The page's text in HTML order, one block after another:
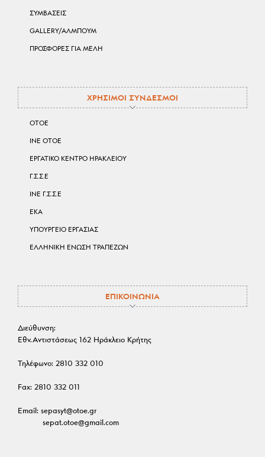
ΣΥΜΒΑΣΕΙΣ
GALLERY/ΑΛΜΠΟΥΜ
ΠΡΟΣΦΟΡΕΣ ΓΙΑ ΜΕΛΗ
ΧΡΗΣΙΜΟΙ ΣΥΝΔΕΣΜΟΙ
ΟΤΟΕ
ΙΝΕ ΟΤΟΕ
ΕΡΓΑΤΙΚΟ ΚΕΝΤΡΟ ΗΡΑΚΛΕΙΟΥ
Γ.Σ.Σ.Ε
ΙΝΕ Γ.Σ.Σ.Ε
ΕΚΑ
ΥΠΟΥΡΓΕΙΟ ΕΡΓΑΣΙΑΣ
ΕΛΛΗΝΙΚΗ ΕΝΩΣΗ ΤΡΑΠΕΖΩΝ
ΕΠΙΚΟΙΝΩΝΙΑ
Διεύθυνση:
Εθν.Αντιστάσεως 162 Ηράκλειο Κρήτης
Τηλέφωνο: 2810 332 010
Fax: 2810 332 011
Email: sepasyt@otoe.gr
sepat.otoe@gmail.com